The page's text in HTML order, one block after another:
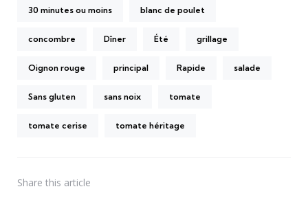
30 minutes ou moins blanc de poulet
concombre Dîner Été grillage
Oignon rouge principal Rapide salade
Sans gluten sans noix tomate
tomate cerise tomate héritage
Share this article